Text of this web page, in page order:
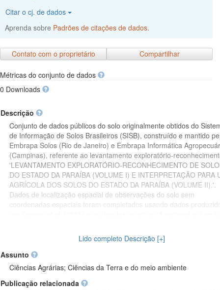
Citar o cj. de dados
Aprenda sobre Padrões de citações de dados.
Contato com o proprietário Compartilhar
Métricas do conjunto de dados
0 Downloads
Descrição
Conjunto de dados públicos do solo originalmente obtidos do
de Informação de Solos Brasileiros (SISB), construído e mantido
Embrapa Solos (Rio de Janeiro) e Embrapa Informática
(Campinas), referente ao levantamento exploratório-
'LEVANTAMENTO EXPLORATÓRIO-RECONHECIMENTO DE
DO ESTADO DA PARAÍBA (VOLUME I) E INTERPRETAÇÃO PARA
AGRÍCOLA DOS SOLOS DO ESTADO DA PARAÍBA (VOLUME II).'.
Dados de localização espacial de observações do solo sem
coordenadas espaciais foram completados usando dados
Society of America Journal, ou então usando os dados de
descritiva para inferir sobre as coordenadas espaciais mais
usando serviços de mapas online como o Google Maps e o Google
Earth. Erros e inconsistências nos dados das coordenadas
das observações foram corrigidos manualmente visualizando as
respectivas observações no Google Maps. Nos casos em que
Lido completo Descrição [+]
Assunto
Ciências Agrárias; Ciências da Terra e do meio ambiente
Publicação relacionada